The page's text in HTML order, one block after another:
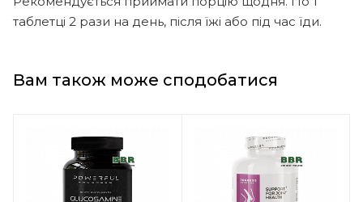
таблетці 2 рази на день, після їжі або під час їди.
Вам також може сподобатися